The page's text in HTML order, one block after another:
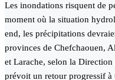
Les inondations risquent de
moment où la situation
end, les précipitations
provinces de Chefchaouen,
et Larache, selon la
prévoit un retour progressif à